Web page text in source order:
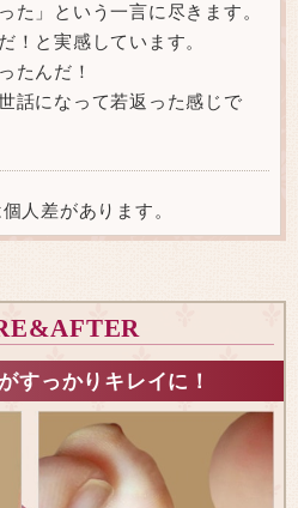
た」という一言に尽きます。
！と実感しています。
たんだ！
話になって若返った感じで
人差があります。
すっかりキレイに！